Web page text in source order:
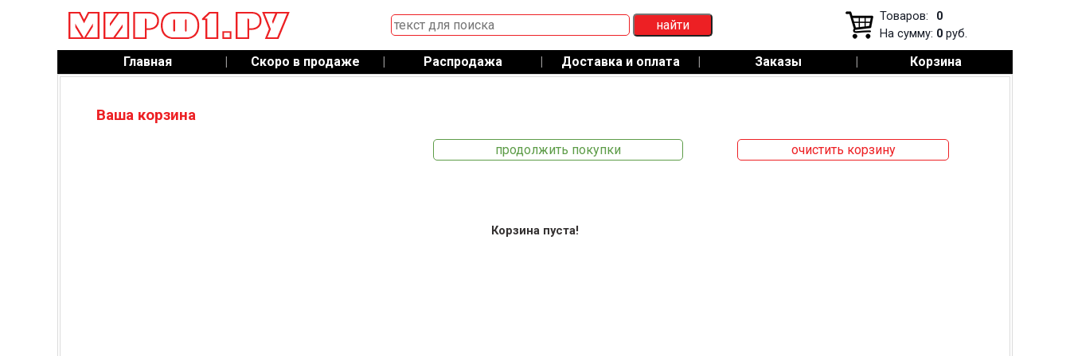
Товаров:
0
На сумму: 0 руб.
Главная | Скоро в продаже | Распродажа | Доставка и оплата | Заказы | Корзина
Ваша корзина
продолжить покупки очистить корзину
Корзина пуста!